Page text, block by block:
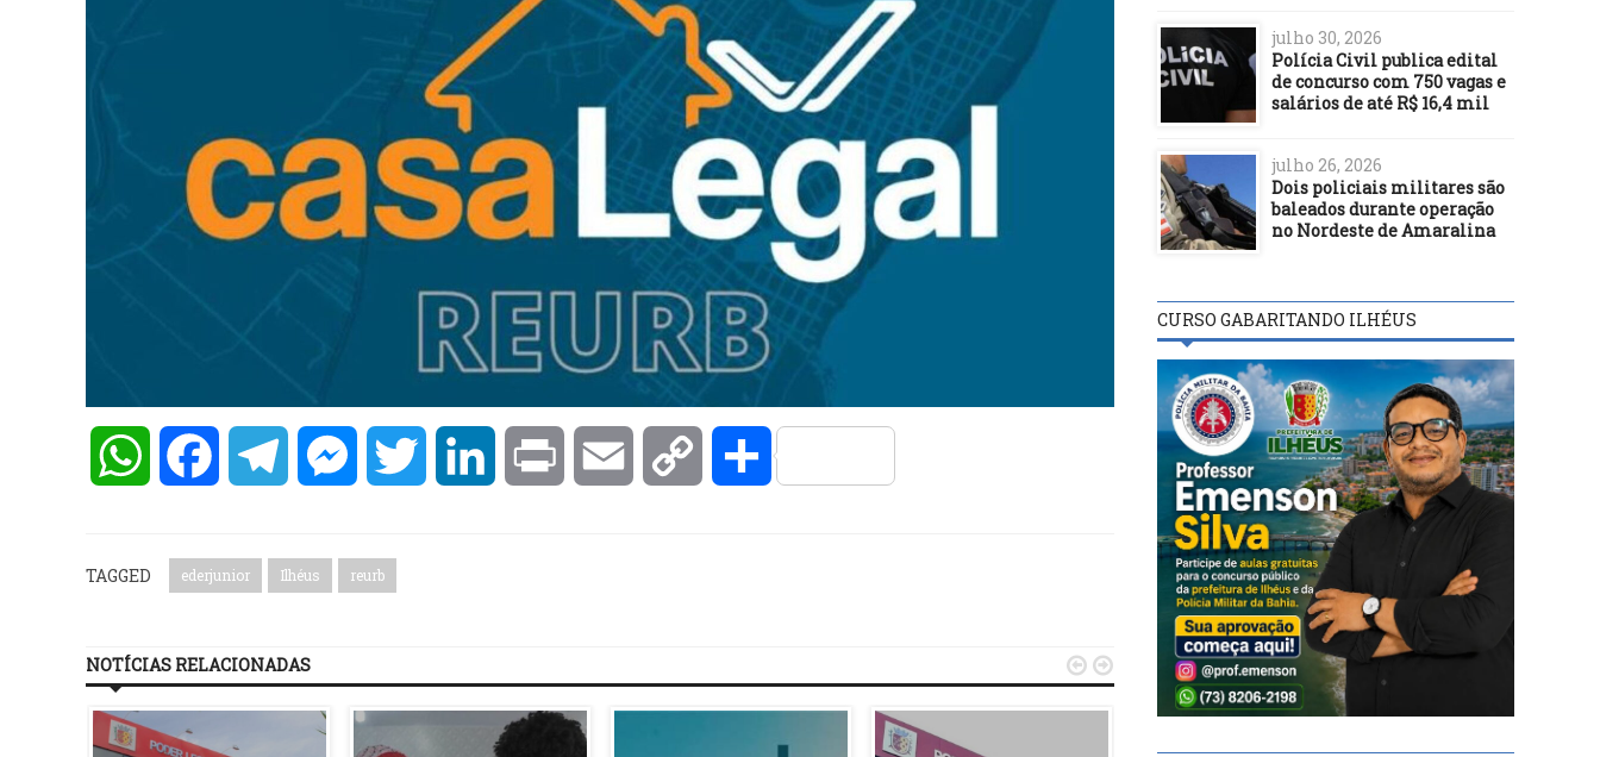
WhatsAppFacebookTelegramMessengerTwitter LinkedInPrint Email Copy Compartilhar
TAGGED ederjunior Ilhéus reurb
NOTÍCIAS RELACIONADAS  
julho 30, 2026
Polícia Civil publica edital
de concurso com 750 vagas e
salários de até R$ 16,4 mil
julho 26, 2026
Dois policiais militares são
baleados durante operação
no Nordeste de Amaralina
CURSO GABARITANDO ILHÉUS